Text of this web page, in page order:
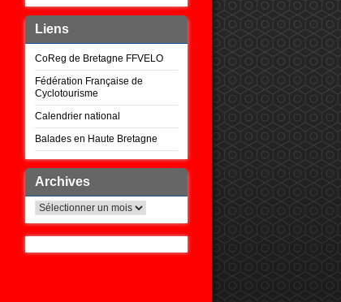
Liens
CoReg de Bretagne FFVELO
Fédération Française de
Cyclotourisme
Calendrier national
Balades en Haute Bretagne
Archives
Archives